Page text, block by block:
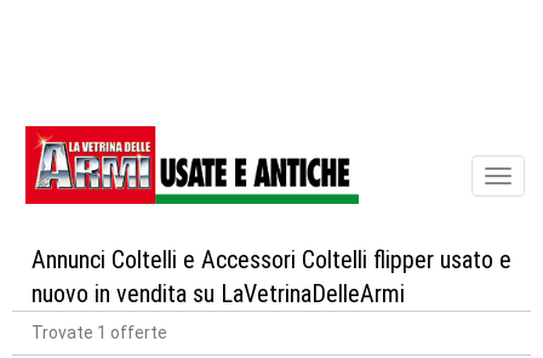
Annunci Coltelli e Accessori Coltelli flipper usato e
nuovo in vendita su LaVetrinaDelleArmi
Trovate 1 offerte